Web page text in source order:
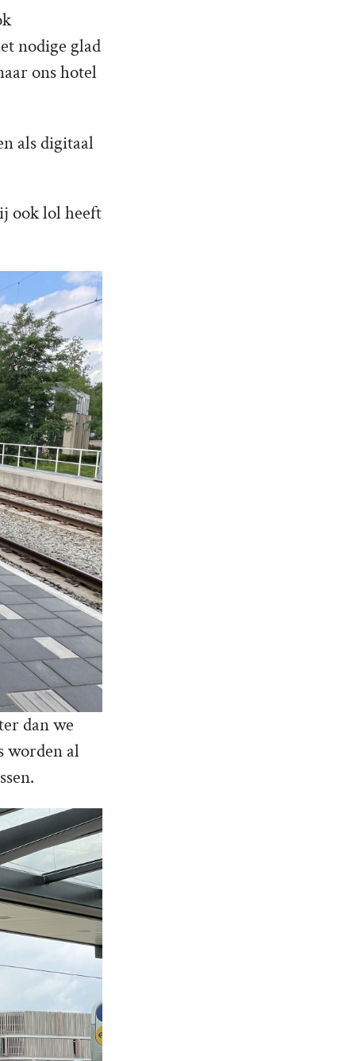
nodige glad
ons hotel
als digitaal
ook lol heeft
dan we
worden al